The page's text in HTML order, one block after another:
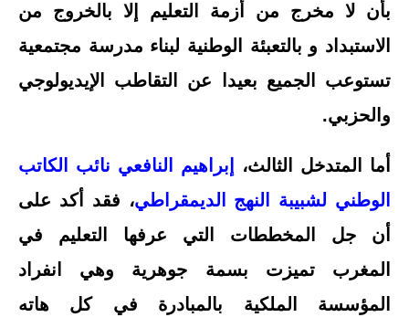
بأن لا مخرج من أزمة التعليم إلا بالخروج من
الاستبداد و بالتعبئة الوطنية لبناء مدرسة مجتمعية
تستوعب الجميع بعيدا عن التقاطب الإيديولوجي
والحزبي.
أما المتدخل الثالث،
إبراهيم النافعي نائب الكاتب
الوطني لشبيبة النهج الديمقراطي، فقد أكد على
أن جل المخططات التي عرفها التعليم في
المغرب تميزت بسمة جوهرية وهي انفراد
المؤسسة الملكية بالمبادرة في كل هاته